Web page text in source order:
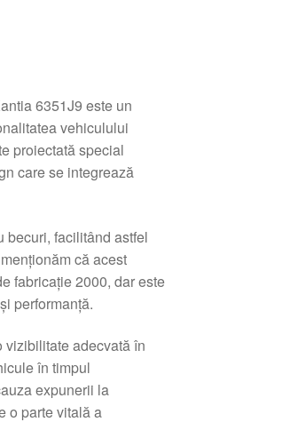
6351J9 este un
vehiculului
proiectată special
care se integrează
becuri, facilitând astfel
că acest
fabricație 2000, dar este
performanță.
vizibilitate adecvată în
în timpul
expunerii la
o parte vitală a